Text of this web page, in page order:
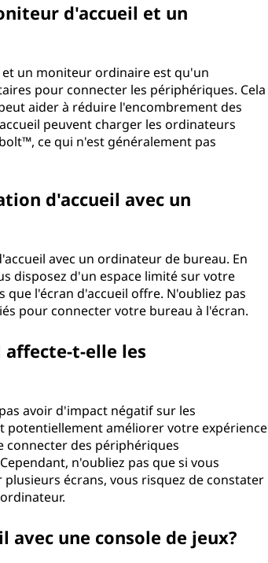
d'accueil et un
un moniteur ordinaire est qu'un
pour connecter les périphériques. Cela
aider à réduire l'encombrement des
peuvent charger les ordinateurs
ce qui n'est généralement pas
d'accueil avec un
avec un ordinateur de bureau. En
disposez d'un espace limité sur votre
l'écran d'accueil offre. N'oubliez pas
pour connecter votre bureau à l'écran.
t-elle les
avoir d'impact négatif sur les
potentiellement améliorer votre expérience
des périphériques
n'oubliez pas que si vous
écrans, vous risquez de constater
une console de jeux?